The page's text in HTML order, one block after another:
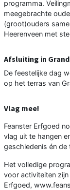
programma.
meegebrachte
(groot)ouders
Heerenveen met
Afsluiting in
De feestelijke dag
op het terras van
Vlag mee!
Feanster Erfgoed
vlag uit te hangen
geschiedenis én de
Het volledige
voor activiteiten
Erfgoed,